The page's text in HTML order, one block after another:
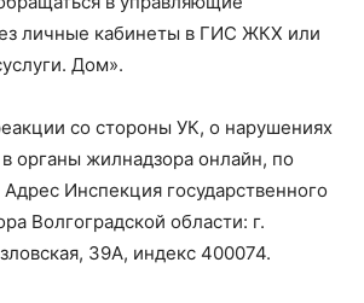
личные кабинеты в ГИС ЖКХ или
Дом».
со стороны УК, о нарушениях
органы жилнадзора онлайн, по
Инспекция государственного
Волгоградской области: г.
39А, индекс 400074.